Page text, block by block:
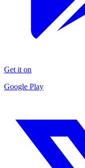
Get it on
Google Play